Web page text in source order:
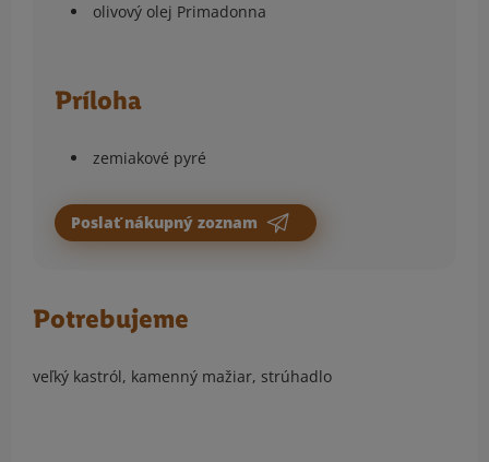
olivový olej Primadonna
Príloha
zemiakové pyré
Poslať nákupný zoznam
Potrebujeme
veľký kastról, kamenný mažiar, strúhadlo